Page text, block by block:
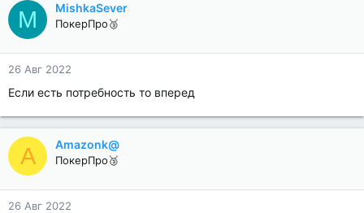
M MishkaSever
ПокерПро🥉
26 Авг 2022
Если есть потребность то вперед
A Amazonk@
ПокерПро🥉
26 Авг 2022